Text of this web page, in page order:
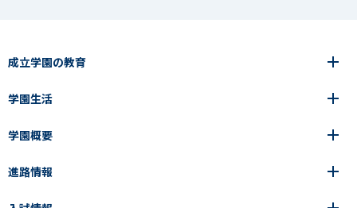
成立学園の教育
6年間の一貫教育
中学校
高等学校
成立メソッド
中学校
学園生活
年間行事
施設紹介
学園概要
学園の歩み
進路情報